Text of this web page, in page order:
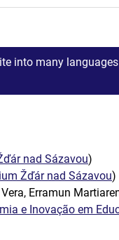
into many
nad Sázavou)
Žďár nad Sázavou)
Erramun
e Inovação em